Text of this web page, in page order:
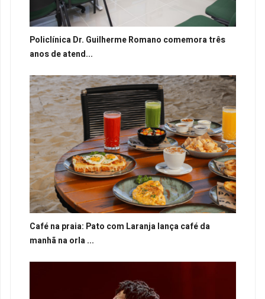
Policlínica Dr. Guilherme Romano comemora três
anos de atend...
Café na praia: Pato com Laranja lança café da
manhã na orla ...